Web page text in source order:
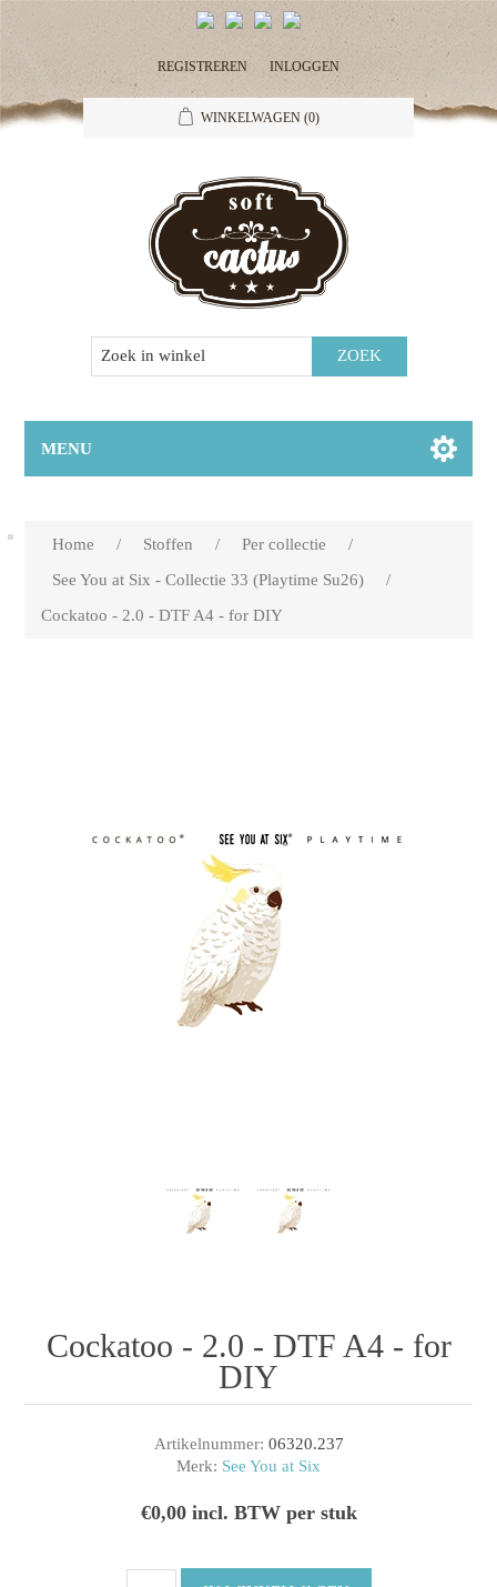
REGISTREREN INLOGGEN
WINKELWAGEN (0)
MENU
Home / Stoffen / Per collectie
/
See You at Six - Collectie 33 (Playtime Su26)
/
Cockatoo - 2.0 - DTF A4 - for DIY
Cockatoo - 2.0 - DTF A4 - for
DIY
Artikelnummer: 06320.237
Merk: See You at Six
€0,00 incl. BTW per stuk